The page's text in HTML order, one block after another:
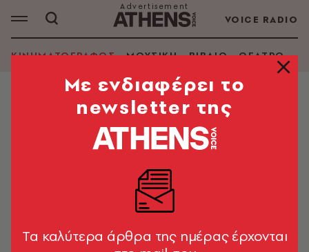
VOICE RADIO
ΚΙΝΗΜΑΤΟΓΡΑΦΟΣ ΜΟΥΣΙΚΗ ΒΙΒΛΙΟ ΘΕΑΤΡΟ -
ΚΙΝΗΜΑΤΟΓΡΑΦΟΣ
The Breakfast Club: Re-union για
τους πρωταγωνιστές της ταινίας,
Ο χρόνος έχει κάνει τα μαγικά του, αλλά τουλάχιστον
Mε ενδιαφέρει το
newsletter της
Tα καλύτερα άρθρα της ημέρας έρχονται